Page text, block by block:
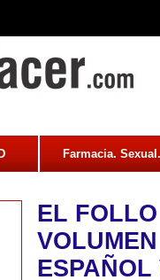
Farmacia. Sexual.
EL FOLLO
VOLUMEN
ESPAÑOL